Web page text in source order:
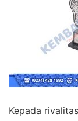
Kepada